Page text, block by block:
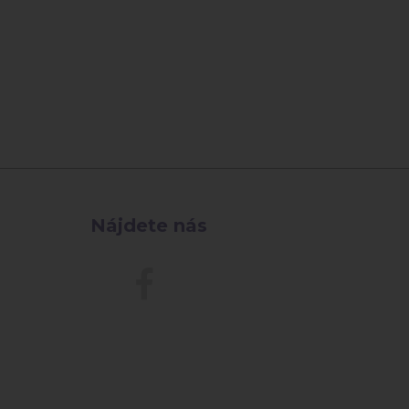
Nájdete nás